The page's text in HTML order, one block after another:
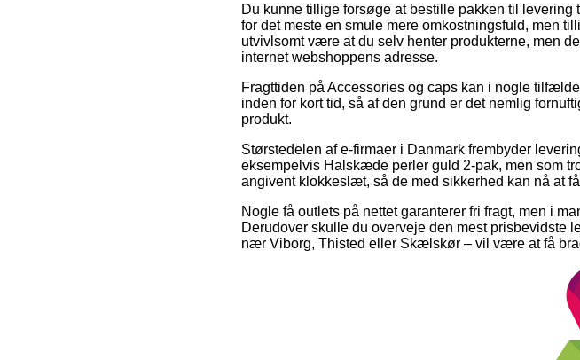
Du kunne tillige forsøge at bestille pakken til
for det meste en smule mere omkostningsfuld, men
utvivlsomt være at du selv henter produkterne, men
internet webshoppens adresse.
Fragttiden på Accessories og caps kan i nogle
inden for kort tid, så af den grund er det nemlig
produkt.
Størstedelen af e-firmaer i Danmark frembyder
eksempelvis Halskæde perler guld 2-pak, men som
angivent klokkeslæt, så de med sikkerhed kan nå at
Nogle få outlets på nettet garanterer fri fragt, men i
Derudover skulle du overveje den mest prisbevidste
nær Viborg, Thisted eller Skælskør – vil være at få